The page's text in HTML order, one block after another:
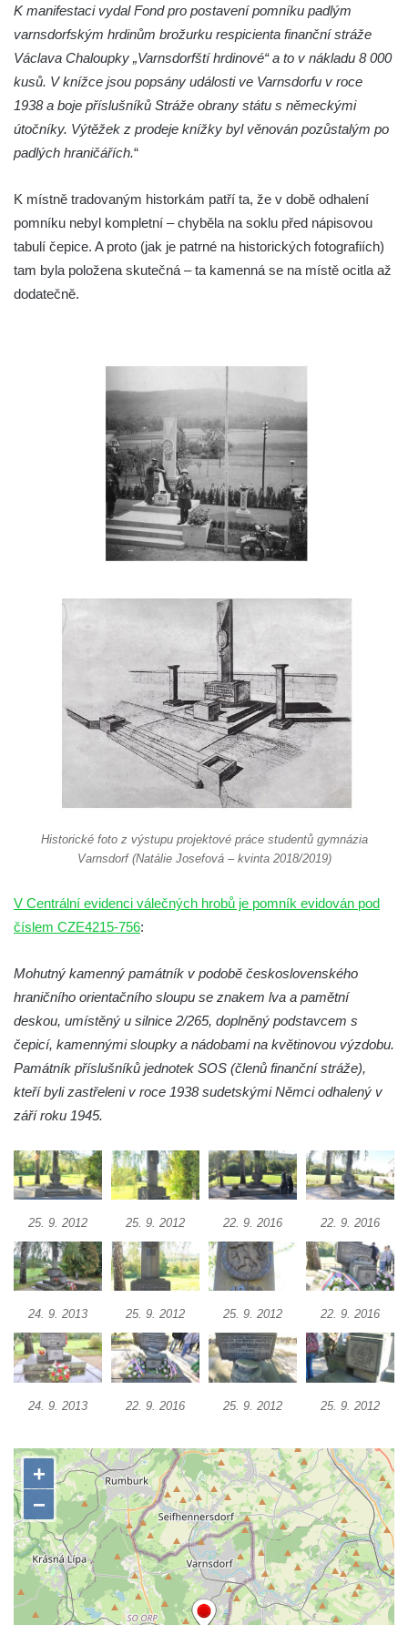
Hoře
Kenotaf Oskara Ringelhana na hřbitově v
Benešově nad Ploučnicí
Kenotaf Augusta Michela na hřbitově v
Benešově nad Ploučnicí
Hrob Šumových na hřbitově v Benešově
Hrob Theodora Sommera na hřbitově v
Benešově nad Ploučnicí
Hrob Wendelina Janiche na hřbitově v
Benešově nad Ploučnicí
Hrob Christodoulona Panayiotise na
kapli Panny Marie Bolestné v Benešově
nad Ploučnicí
Pamětní deska Samuela Fullera na zámku
v Sokolově
Kenotaf Ericha Ullmanna na hřbitově
Šumburk nad Desnou v Tanvaldu
nad Desnou v Tanvaldu
Hrob sovětských dětí na hřbitově Šumburk
Pomník prvního a druhého odboje v
Tanvaldu
Kenotaf Josefa Staritze na hřbitově ve
Starých Křečanech
Hrob Antona Reintsche na hřbitově ve
Starých Křečanech
Hrob rodiny Klingerových na hřbitově ve
Starých Křečanech
Tyršových sadech v Jablonci nad Nisou
kapli svaté Alžběty Durynské v Dolních
Křečanech
Pomník Theodora Körnera v Tyršově ulici v
Šluknově
Pomník Františka Josefa I. u křížové cesty
ve Šluknově
Pamětní deska Polské armádě na budově
Kenotaf Richarda Grossmanna na hřbitově
v Dubé
Hrob Jiřího Kasala na hřbitově v Dubé
Pomník padlým rudoarmějcům na hřbitově
v Dubé
Pomník obětem 2. světové války v Dubé
Pomník obětem Rumburské vzpoury u
hřbitova v Rumburku
Pomník obětem 1. světové války na hřbitově
ve Velkém Šenově
Šenově
Hrob Rudolfa Hovorky na hřbitově ve
Velkém Šenově
Hrob Ondreje Gurina na hřbitově ve Velkém
Šenově
Hrob Heinricha Hoffmanna na hřbitově ve
Velkém Šenově
K manifestaci vydal Fond pro postavení pomníku padlým
varnsdorfským hrdinům brožurku respicienta finanční stráže
Václava Chaloupky „Varnsdorfští hrdinové“ a to v nákladu 8 000
kusů. V knížce jsou popsány události ve Varnsdorfu v roce
1938 a boje příslušníků Stráže obrany státu s německými
útočníky. Výtěžek z prodeje knížky byl věnován pozůstalým po
padlých hraničářích.“
K místně tradovaným historkám patří ta, že v době odhalení
pomníku nebyl kompletní – chyběla na soklu před nápisovou
tabulí čepice. A proto (jak je patrné na historických fotografiích)
tam byla položena skutečná – ta kamenná se na místě ocitla až
dodatečně.
Historické foto z výstupu projektové práce studentů gymnázia
Varnsdorf (Natálie Josefová – kvinta 2018/2019)
V Centrální evidenci válečných hrobů je pomník evidován pod
číslem CZE4215-756:
Mohutný kamenný památník v podobě československého
hraničního orientačního sloupu se znakem lva a pamětní
deskou, umístěný u silnice 2/265, doplněný podstavcem s
čepicí, kamennými sloupky a nádobami na květinovou výzdobu.
Památník příslušníků jednotek SOS (členů finanční stráže),
kteří byli zastřeleni v roce 1938 sudetskými Němci odhalený v
září roku 1945.
25. 9. 2012 25. 9. 2012 22. 9. 2016 22. 9. 2016
24. 9. 2013 25. 9. 2012 25. 9. 2012 22. 9. 2016
24. 9. 2013 22. 9. 2016 25. 9. 2012 25. 9. 2012